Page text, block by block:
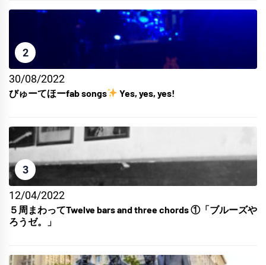
2
30/08/2022
びゅーてほーfab songs Yes, yes, yes!
3
12/04/2022
５周まわってTwelve bars and three chords ①「ブルーズや
ろうゼ。」